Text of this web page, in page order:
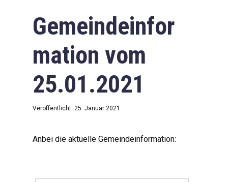
Gemeindeinfor
mation vom
25.01.2021
Veröffentlicht: 25. Januar 2021
Anbei die aktuelle Gemeindeinformation: